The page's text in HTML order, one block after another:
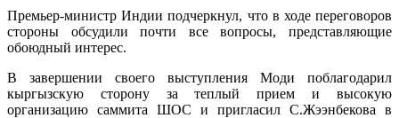
Премьер-министр Индии подчеркнул, что в ходе переговоров
стороны обсудили почти все вопросы, представляющие
обоюдный интерес.
В завершении своего выступления Моди поблагодарил
кыргызскую сторону за теплый прием и высокую
организацию саммита ШОС и пригласил С.Жээнбекова в